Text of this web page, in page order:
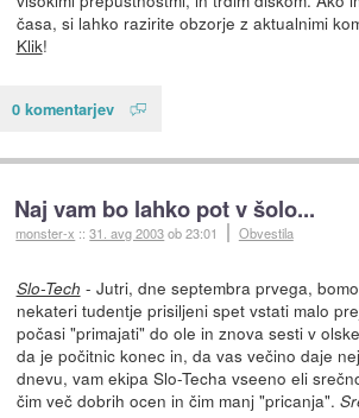
časa, si lahko razirite obzorje z aktualnimi
Klik!
0 komentarjev
Naj vam bo lahko pot v šolo...
monster-x ::31. avg 2003ob 23:01 Obvestila
Slo-Tech - Jutri, dne septembra prvega, bomo
nekateri tudentje prisiljeni spet vstati malo
počasi "primajati" do ole in znova sesti v
da je počitnic konec in, da vas večino daje
dnevu, vam ekipa Slo-Techa vseeno eli
čim več dobrih ocen in čim manj "pricanja".